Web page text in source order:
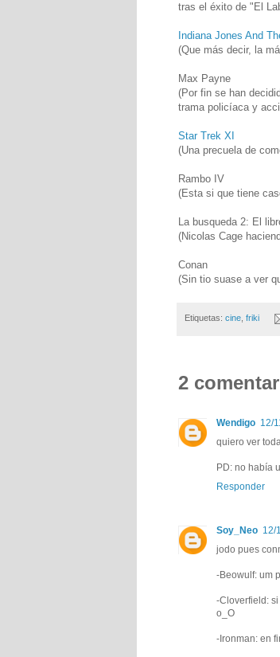
tras el éxito de "El
Indiana Jones And
(Que más decir, la
Max Payne
(Por fin se han
trama policíaca y
Star Trek XI
(Una precuela de
Rambo IV
(Esta si que tiene
La busqueda 2: El
(Nicolas Cage
Conan
(Sin tio suase a ver
Etiquetas: cine friki
2
Wendigo 12/
quiero ver
PD: no había
Responder
Soy_Neo 12/
jodo pues
-Beowulf: um
-Cloverfield:
o_O
-Ironman: en